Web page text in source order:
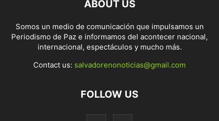
ABOUT US
Somos un medio de comunicación que impulsamos un
Periodismo de Paz e informamos del acontecer nacional,
internacional, espectáculos y mucho más.
Contact us: salvadorenonoticias@gmail.com
FOLLOW US